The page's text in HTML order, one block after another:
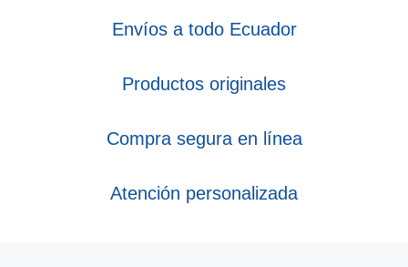
Envíos a todo Ecuador
Productos originales
Compra segura en línea
Atención personalizada